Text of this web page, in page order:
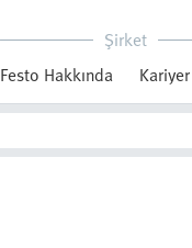
Şirket
Festo Hakkında
Kariyer